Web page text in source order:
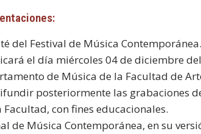
del Festival de Música Contemporánea.
el día miércoles 04 de diciembre
de Música de la Facultad de
posteriormente las grabaciones
con fines educacionales.
de Música Contemporánea, en su